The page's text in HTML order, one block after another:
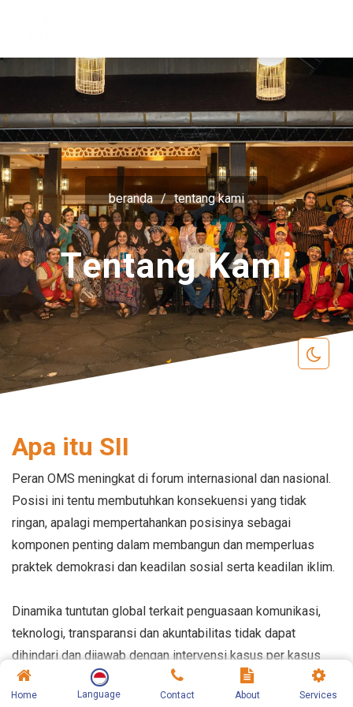
beranda / tentang kami
Tentang Kami
Apa itu SII
Peran OMS meningkat di forum internasional dan nasional.
Posisi ini tentu membutuhkan konsekuensi yang tidak
ringan, apalagi mempertahankan posisinya sebagai
komponen penting dalam membangun dan memperluas
praktek demokrasi dan keadilan sosial serta keadilan iklim.
Dinamika tuntutan global terkait penguasaan komunikasi,
teknologi, transparansi dan akuntabilitas tidak dapat
dihindari dan dijawab dengan intervensi kasus per kasus
dan parsial.
Home Language Contact About Services